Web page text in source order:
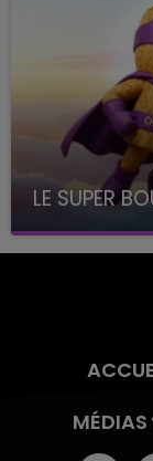
LE SUPER
avec La
MÉDIAS